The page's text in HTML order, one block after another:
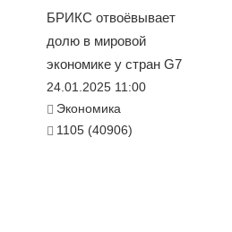
БРИКС отвоёвывает
долю в мировой
экономике у стран G7
24.01.2025 11:00
Экономика
1105 (40906)